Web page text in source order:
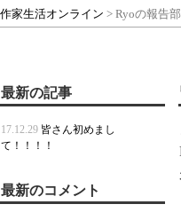
作家生活オンライン > Ryoの報告
最新の記事
17.12.29 皆さん初めまし
て！！！！
最新のコメント